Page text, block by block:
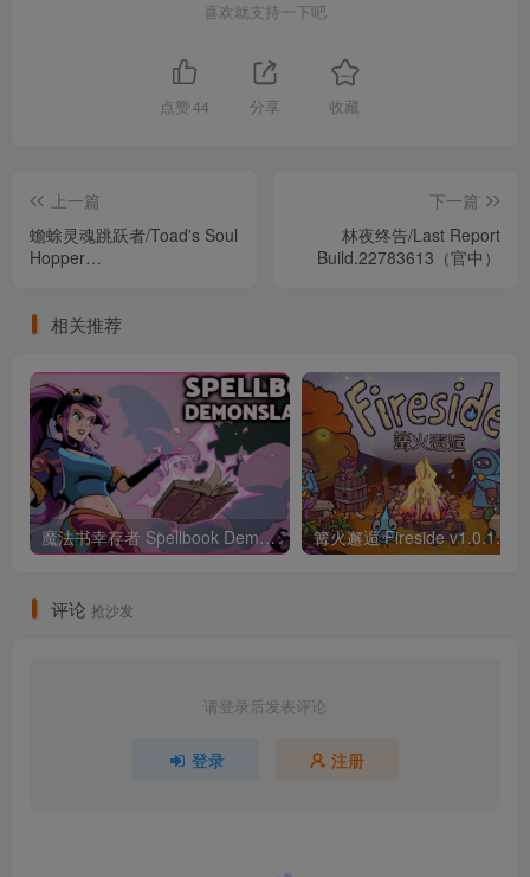
喜欢就支持一下吧
点赞 44 分享 收藏
上一篇
蟾蜍灵魂跳跃者/Toad's Soul
Hopper
下一篇
林夜终告/Last Report
Build.22783613（官中）
相关推荐
魔法书幸存者 Spellbook Demonslayers Build.15569051 （官中）
评论 抢沙发
请登录后发表评论
登录 注册